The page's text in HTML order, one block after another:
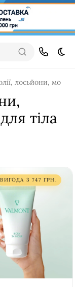
лосьйони,
тіла
ВИГОДА 3 747 ГРН.